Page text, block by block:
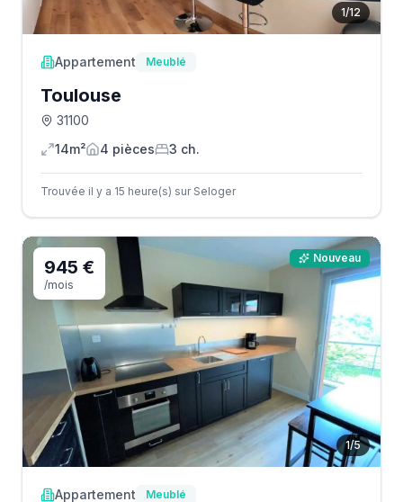
1/12
Appartement Meublé
Toulouse
31100
14m²
4 pièces 3 ch.
Trouvée il y a 15 heure(s) sur Seloger
1/5
945 €
/mois
Nouveau
Appartement Meublé